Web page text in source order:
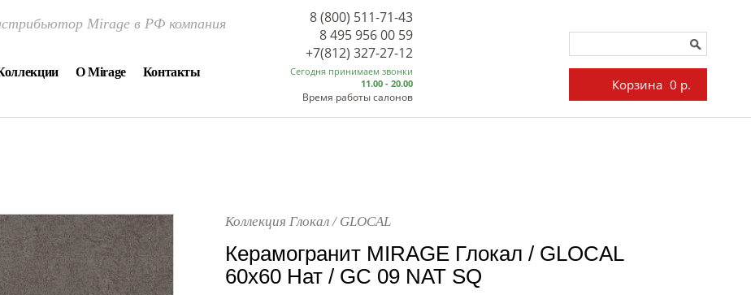
Mirage в РФ компания
О Mirage Контакты
8 (800) 511-71-43
8 495 956 00 59
Сегодня принимаем звонки
11.00 - 20.00
Время работы салонов
+7(812) 327-27-12
Корзина 0 р.
Коллекция Глокал / GLOCAL
Керамогранит MIRAGE Глокал / GLOCAL
60x60 Нат / GC 09 NAT SQ